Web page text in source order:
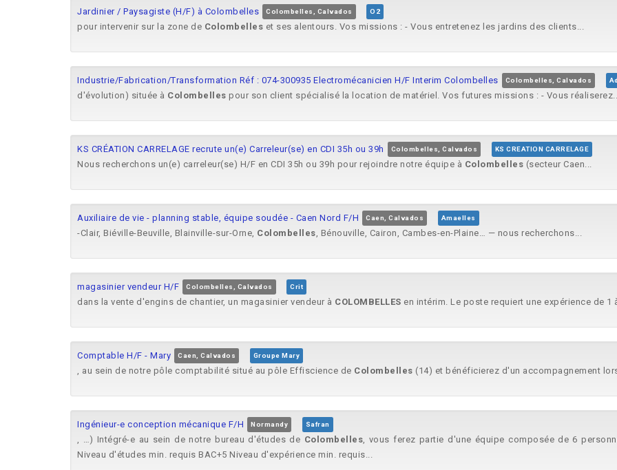
Jardinier / Paysagiste (H/F) à Colombelles Colombelles, Calvados O2
pour intervenir sur la zone de Colombelles et ses alentours. Vos missions : - Vous entretenez les jardins des clients...
Industrie/Fabrication/Transformation Réf : 074-300935 Electromécanicien H/F Interim Colombelles Colombelles, Calvados
d'évolution) située à Colombelles pour son client spécialisé la location de matériel. Vos futures missions : - Vous
KS CRÉATION CARRELAGE recrute un(e) Carreleur(se) en CDI 35h ou 39h Colombelles, Calvados KS CREATION CARRELAGE
Nous recherchons un(e) carreleur(se) H/F en CDI 35h ou 39h pour rejoindre notre équipe à Colombelles (secteur Caen...
Auxiliaire de vie - planning stable, équipe soudée - Caen Nord F/H Caen, Calvados Amaelles
-Clair, Biéville-Beuville, Blainville-sur-Orne, Colombelles, Bénouville, Cairon, Cambes-en-Plaine… — nous recherchons...
magasinier vendeur H/F Colombelles, Calvados Crit
dans la vente d'engins de chantier, un magasinier vendeur à COLOMBELLES en intérim. Le poste requiert une expérience de 1
Comptable H/F - Mary Caen, Calvados Groupe Mary
, au sein de notre pôle comptabilité situé au pôle Effiscience de Colombelles (14) et bénéficierez d'un accompagnement
Ingénieur-e conception mécanique F/H Normandy Safran
, …) Intégré-e au sein de notre bureau d'études de Colombelles, vous ferez partie d'une équipe composée de 6
Niveau d'études min. requis BAC+5 Niveau d'expérience min. requis...